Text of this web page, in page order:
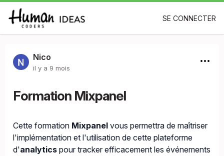
SE CONNECTER
Nico
il y a 9 mois
Formation Mixpanel
Cette formation Mixpanel vous permettra de maîtriser
l'implémentation et l'utilisation de cette plateforme
d'analytics pour tracker efficacement les événements